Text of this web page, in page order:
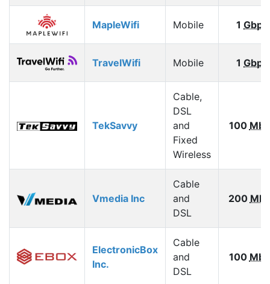
MapleWifi Mobile 1 Gbps
TravelWifi Mobile 1 Gbps
TekSavvy
Cable,
DSL
and
Fixed
Wireless
100
Vmedia Inc
Cable
and
DSL
200
ElectronicBox
Inc.
Cable
and
DSL
100